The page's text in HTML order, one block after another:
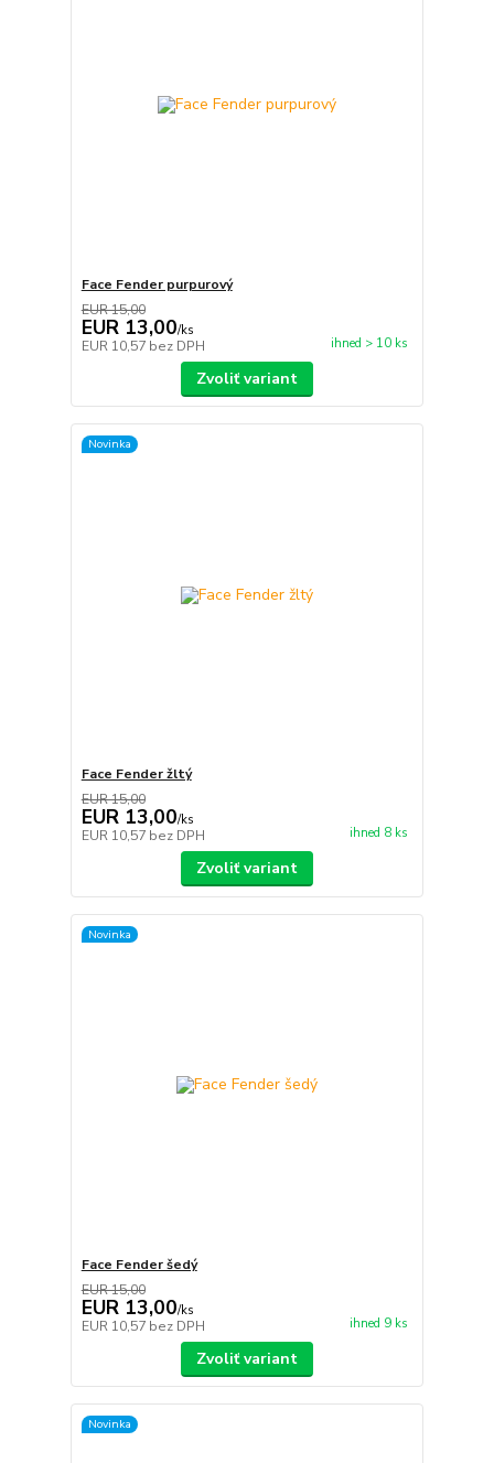
Face Fender purpurový
EUR 15,00
EUR 13,00/ks
EUR 10,57 bez DPH ihned > 10 ks
Zvoliť variant
Novinka
Face Fender žltý
EUR 15,00
EUR 13,00/ks
EUR 10,57 bez DPH ihned 8 ks
Zvoliť variant
Novinka
Face Fender šedý
EUR 15,00
EUR 13,00/ks
EUR 10,57 bez DPH ihned 9 ks
Zvoliť variant
Novinka